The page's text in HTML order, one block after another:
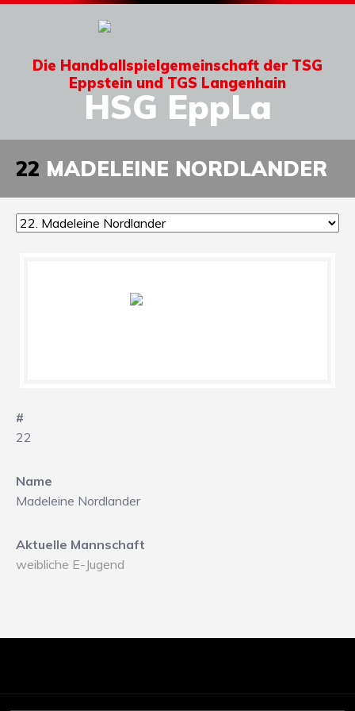
Die Handballspielgemeinschaft der TSG
Eppstein und TGS Langenhain
HSG EppLa
22 MADELEINE NORDLANDER
#
22
Name
Madeleine Nordlander
Aktuelle Mannschaft
weibliche E-Jugend